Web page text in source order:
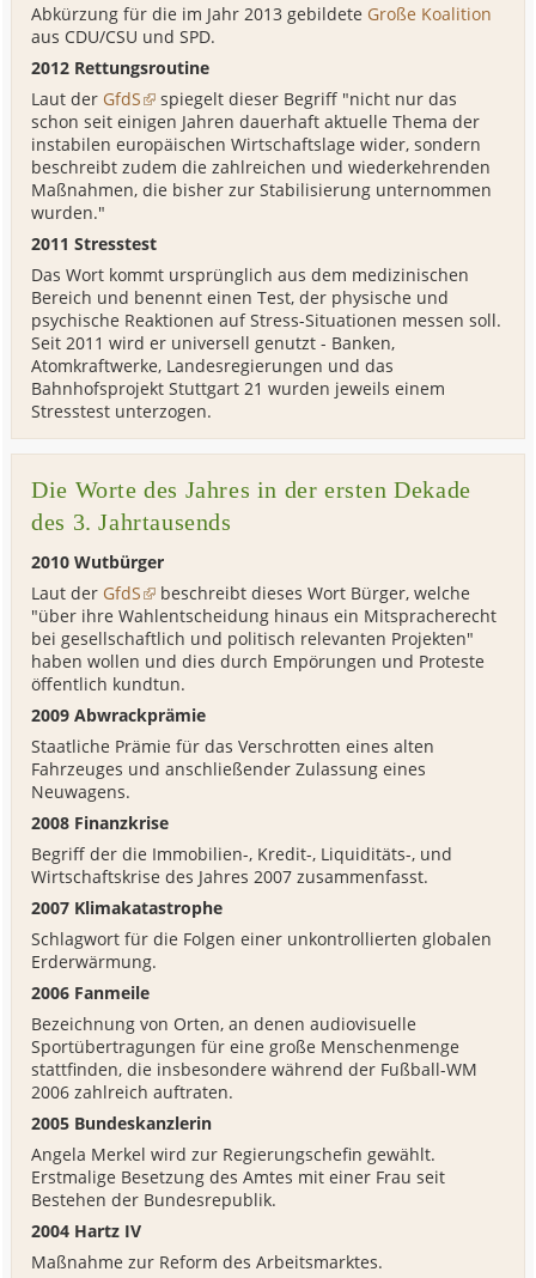
Abkürzung für die im Jahr 2013 gebildete Große Koalition
aus CDU/CSU und SPD.
2012 Rettungsroutine
Laut der GfdS
spiegelt dieser Begriff "nicht nur das
schon seit einigen Jahren dauerhaft aktuelle Thema der
instabilen europäischen Wirtschaftslage wider, sondern
beschreibt zudem die zahlreichen und wiederkehrenden
Maßnahmen, die bisher zur Stabilisierung unternommen
wurden."
2011 Stresstest
Das Wort kommt ursprünglich aus dem medizinischen
Bereich und benennt einen Test, der physische und
psychische Reaktionen auf Stress-Situationen messen soll.
Seit 2011 wird er universell genutzt - Banken,
Atomkraftwerke, Landesregierungen und das
Bahnhofsprojekt Stuttgart 21 wurden jeweils einem
Stresstest unterzogen.
Die Worte des Jahres in der ersten Dekade
des 3. Jahrtausends
2010 Wutbürger
Laut der GfdS
beschreibt dieses Wort Bürger, welche
"über ihre Wahlentscheidung hinaus ein Mitspracherecht
bei gesellschaftlich und politisch relevanten Projekten"
haben wollen und dies durch Empörungen und Proteste
öffentlich kundtun.
2009 Abwrackprämie
Staatliche Prämie für das Verschrotten eines alten
Fahrzeuges und anschließender Zulassung eines
Neuwagens.
2008 Finanzkrise
Begriff der die Immobilien-, Kredit-, Liquiditäts-, und
Wirtschaftskrise des Jahres 2007 zusammenfasst.
2007 Klimakatastrophe
Schlagwort für die Folgen einer unkontrollierten globalen
Erderwärmung.
2006 Fanmeile
Bezeichnung von Orten, an denen audiovisuelle
Sportübertragungen für eine große Menschenmenge
stattfinden, die insbesondere während der Fußball-WM
2006 zahlreich auftraten.
2005 Bundeskanzlerin
Angela Merkel wird zur Regierungschefin gewählt.
Erstmalige Besetzung des Amtes mit einer Frau seit
Bestehen der Bundesrepublik.
2004 Hartz IV
Maßnahme zur Reform des Arbeitsmarktes.